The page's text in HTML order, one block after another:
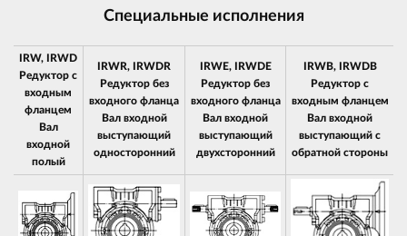
Специальные исполнения
IRW, IRWD
Редуктор с
входным
фланцем
Вал
входной
полый
IRWR, IRWDR
Редуктор без
входного фланца
Вал входной
выступающий
односторонний
IRWE, IRWDE
Редуктор без
входного фланца
Вал входной
выступающий
двухсторонний
IRWB, IRWDB
Редуктор с
входным фланцем
Вал входной
выступающий с
обратной стороны